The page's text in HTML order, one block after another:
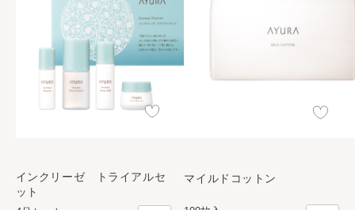
インクリーゼ トライアルセ
ット
マイルドコットン